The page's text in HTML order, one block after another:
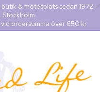
& mötesplats sedan 1972 -
Stockholm
ordersumma över 650 kr